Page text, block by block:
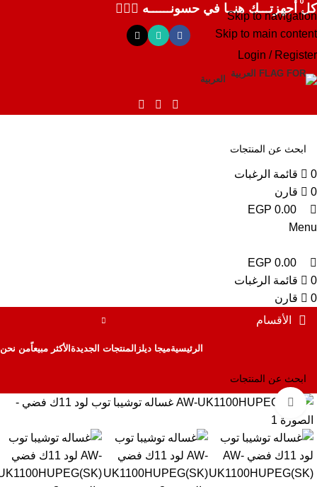
Skip to navigation
Skip to main content
كل أجهزتـــك هنــا في حسونــــــه ✌🏻✨
Login / Register
العربية
0
قائمة الرغبات
0
قارن
0
EGP 0.00
Menu
0
EGP 0.00
0
قائمة الرغبات
0
قارن
الأقسام
الرئيسيةميجا ديلز المنتجات الجديدة الأكثر مبيعاًمن نحن
Click to enlarge
0